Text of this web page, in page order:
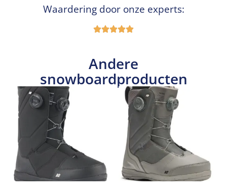
Waardering door onze experts:
Andere
snowboardproducten